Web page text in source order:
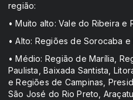
região:
• Muito alto: Vale do Ribeira e
• Alto: Regiões de Sorocaba e
• Médio: Região de Marília,
Paulista, Baixada Santista,
e Regiões de Campinas,
São José do Rio Preto,